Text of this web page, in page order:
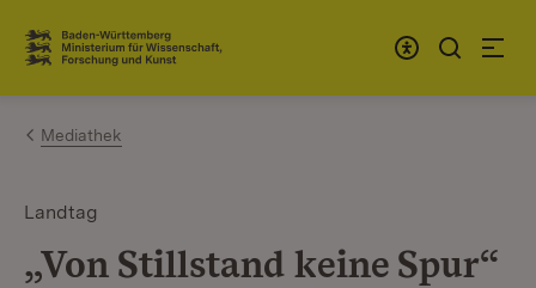
Zum Inhalt springen
Link zur Startseite
Mediathek
Landtag
„Von Stillstand keine Spur“